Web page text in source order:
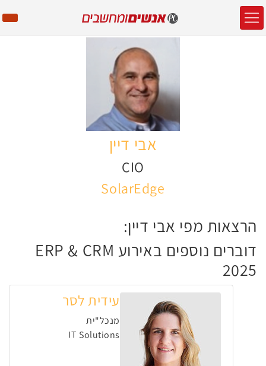
אבי דיין
CIO
SolarEdge
הרצאות מפי אבי דיין:
דוברים נוספים באירוע ERP & CRM
2025
עידית לסר
מנכל"ית
IT Solutions